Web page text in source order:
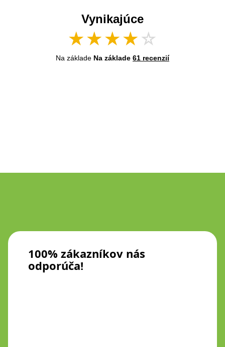
Vynikajúce
★★★★☆
Na základe Na základe 61 recenzií
100% zákazníkov nás
odporúča!